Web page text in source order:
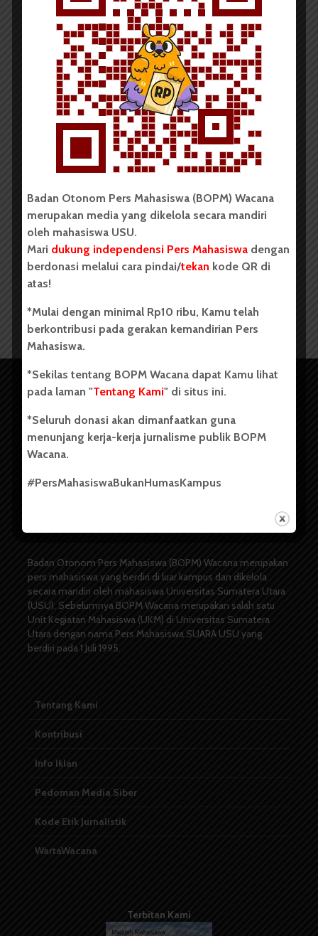
Redaksi 22 Februari 2015 2 menit waktu baca
Ikuti Kejurnas, Tim Asatama
Gandeng Tim Horas
Badan Otonom Pers Mahasiswa (BOPM) Wacana merupakan
pers mahasiswa yang berdiri di luar kampus dan dikelola
secara mandiri oleh mahasiswa Universitas Sumatera Utara
(USU). Sebelumnya BOPM Wacana merupakan salah satu
Unit Kegiatan Mahasiswa (UKM) di Universitas Sumatera
Utara dengan nama Pers Mahasiswa SUARA USU yang
berdiri pada 1 Juli 1995.
Tentang Kami
Kontribusi
Info Iklan
Pedoman Media Siber
Kode Etik Jurnalistik
WartaWacana
Terbitan Kami
Badan Otonom Pers Mahasiswa (BOPM) Wacana
merupakan media yang dikelola secara mandiri
oleh mahasiswa USU.
Mari dukung independensi Pers Mahasiswa dengan
berdonasi melalui cara pindai/tekan kode QR di
atas!
*Mulai dengan minimal Rp10 ribu, Kamu telah
berkontribusi pada gerakan kemandirian Pers
Mahasiswa.
*Sekilas tentang BOPM Wacana dapat Kamu lihat
pada laman "Tentang Kami" di situs ini.
*Seluruh donasi akan dimanfaatkan guna
menunjang kerja-kerja jurnalisme publik BOPM
Wacana.
#PersMahasiswaBukanHumasKampus